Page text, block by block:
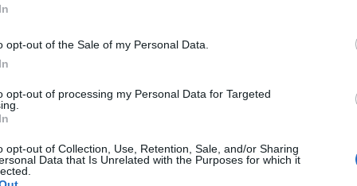
opt-out of the Sale of my Personal Data.
opt-out of processing my Personal Data for Targeted
opt-out of Collection, Use, Retention, Sale, and/or Sharing
Data that Is Unrelated with the Purposes for which it
et vous permettre de manger plus
mère ? Alors essayez
| Affichages : 80618
recette très appétissante régalera tout le
FAÇONS DE LES
SOUTENIR LA SANTÉ
La papaye est